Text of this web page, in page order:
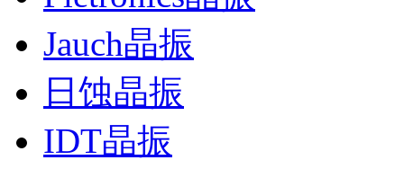
Jauch晶振
日蚀晶振
IDT晶振